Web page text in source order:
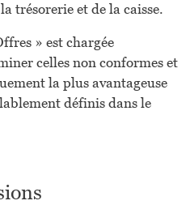
trésorerie et de la caisse.
» est chargée
celles non conformes et
la plus avantageuse
définis dans le